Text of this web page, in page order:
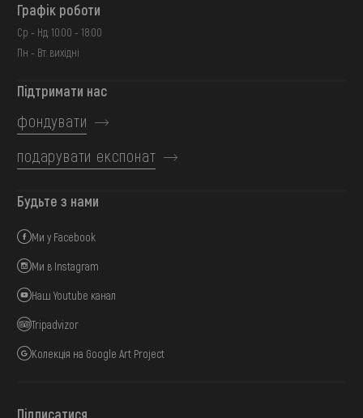
Графік роботи
Ср - Нд: 10:00 - 18:00
Пн - Вт: вихідні
Підтримати нас
фондувати
подарувати експонат
Будьте з нами
Ми у Facebook
Ми в Instagram
Наш Youtube канал
Tripadvizor
Колекція на Google Art Project
Підписатися